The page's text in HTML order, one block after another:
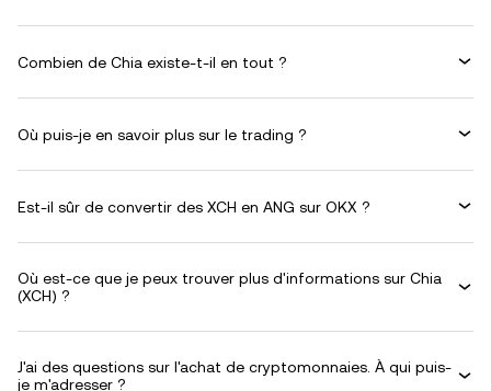
Combien de Chia existe-t-il en tout ?
Où puis-je en savoir plus sur le trading ?
Est-il sûr de convertir des XCH en ANG sur OKX ?
Où est-ce que je peux trouver plus d'informations sur Chia
(XCH) ?
J'ai des questions sur l'achat de cryptomonnaies. À qui puis-
je m'adresser ?